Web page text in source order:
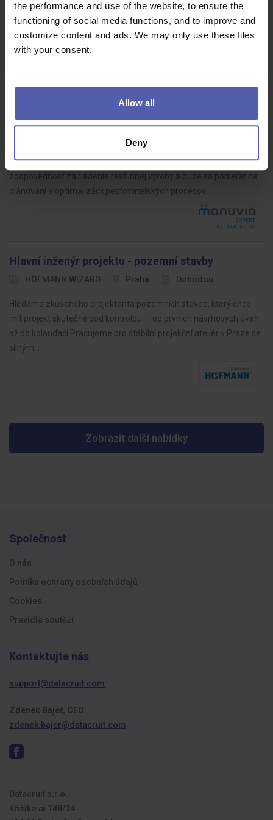
the performance and use of the website, to ensure the
functioning of social media functions, and to improve and
customize content and ads. We may only use these files
with your consent.
Allow all
Deny
Staňte se součástí týmu zákaznického servisu AAA Auto, který se
profesionálně stará o klienty při sjednávání finančních služeb.
Manažér prevádzky - Agronom m/ž
Manuvia Expert Recruitment SK
Trenčiansky kraj
Pre nášho klienta hľadáme skúseného agronóma, ktorý prevezme
zodpovednosť za riadenie rastlinnej výroby a bude sa podieľať na
plánovaní a optimalizácii pestovateľských procesov.
Hlavní inženýr projektu - pozemní stavby
HOFMANN WIZARD Praha Dohodou
Hledáme zkušeného projektanta pozemních staveb, který chce
mít projekt skutečně pod kontrolou — od prvních návrhových úvah
až po kolaudaci.Pracujeme pro stabilní projekční ateliér v Praze se
silným…
Zobrazit další nabídky
Společnost
O nás
Politika ochrany osobních údajů
Cookies
Pravidla soutěží
Kontaktujte nás
support@datacruit.com
Zdenek Bajer, CEO
zdenek.bajer@datacruit.com
Datacruit s.r.o.
Křižíkova 148/34